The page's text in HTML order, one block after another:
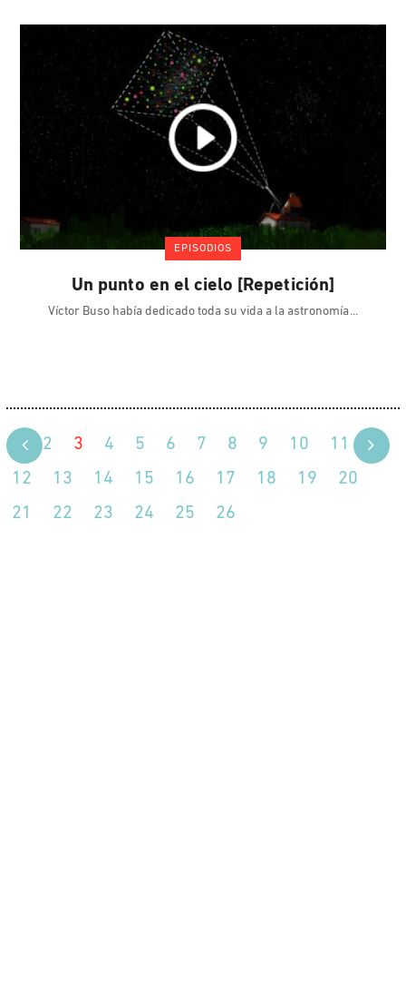
EPISODIOS
Un punto en el cielo [Repetición]
Víctor Buso había dedicado toda su vida a la astronomía
1 2 3 4 5 6 7 8 9 10
11
12
13 14 15 16 17 18 19
20
21
22 23 24 25 26